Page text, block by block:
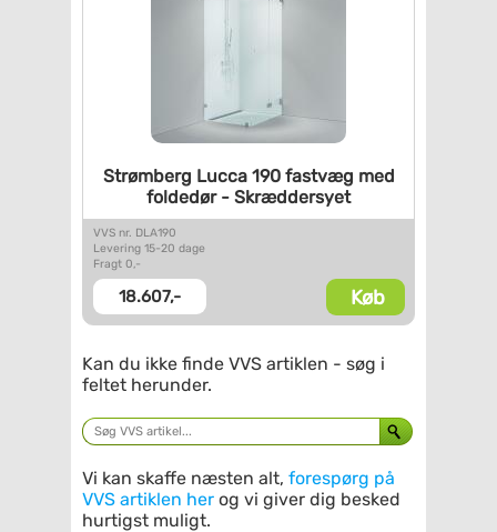
Strømberg Lucca 190 fastvæg med
foldedør - Skræddersyet
VVS nr. DLA190
Levering 15-20 dage
Fragt 0,-
18.607,- Køb
Kan du ikke finde VVS artiklen - søg i
feltet herunder.
Vi kan skaffe næsten alt, forespørg på
VVS artiklen her og vi giver dig besked
hurtigst muligt.